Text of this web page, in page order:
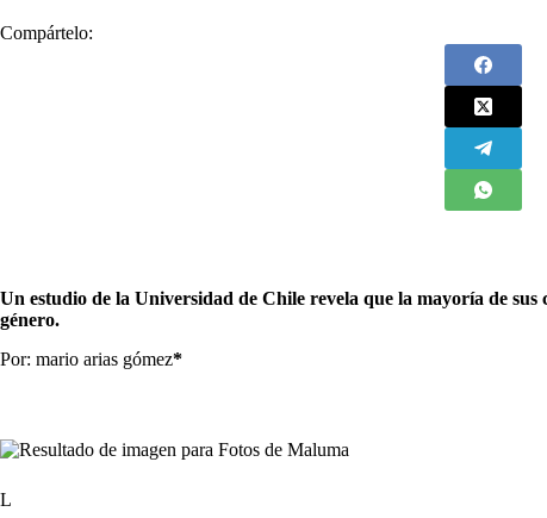
Compártelo:
Un estudio de la Universidad de Chile revela que la mayoría de sus
género.
Por: mario arias gómez*
L